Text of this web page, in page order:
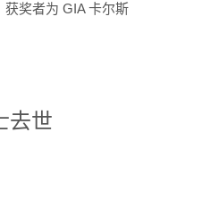
获奖者为 GIA 卡尔斯
去世